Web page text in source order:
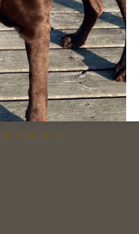
Relaterede
Alpha Spirit - Liver
Alpha Spirit